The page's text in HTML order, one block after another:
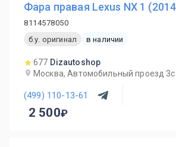
Фара правая Lexus NX 1
8114578050
б.у. оригинал
в наличии
677 Dizautoshop
Москва, Автомобильный проезд
(499) 110-13-61
2 500